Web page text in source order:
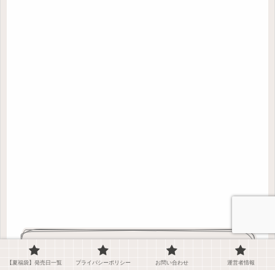
まとめ
【夏福袋】発売日一覧 プライバシーポリシー お問い合わせ 運営者情報